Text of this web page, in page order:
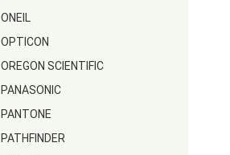
ONEIL
OPTICON
OREGON SCIENTIFIC
PANASONIC
PANTONE
PATHFINDER